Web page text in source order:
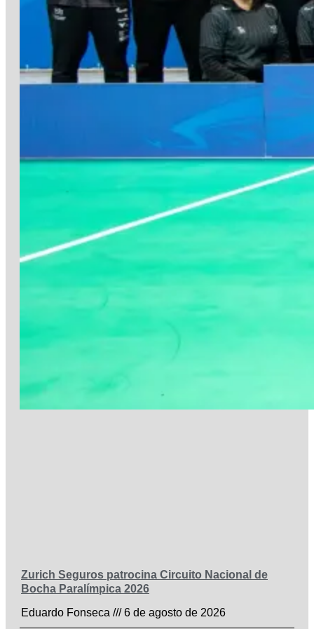
Zurich Seguros patrocina Circuito Nacional de
Bocha Paralímpica 2026
Eduardo Fonseca
6 de agosto de 2026